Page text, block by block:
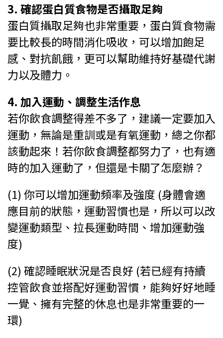
3. 確認蛋白質食物是否攝取足夠
蛋白質攝取足夠也非常重要，蛋白質食物需
要比較長的時間消化吸收，可以增加飽足
感、對抗飢餓，更可以幫助維持好基礎代謝
力以及體力。
4. 加入運動、調整生活作息
若你飲食調整得差不多了，建議一定要加入
運動，無論是重訓或是有氧運動，總之你都
該動起來！若你飲食調整都努力了，也有適
時的加入運動了，但還是卡關了怎麼辦？
(1) 你可以增加運動頻率及強度 (身體會適
應目前的狀態，運動習慣也是，所以可以改
變運動類型、拉長運動時間、增加運動強
度)
(2) 確認睡眠狀況是否良好 (若已經有持續
控管飲食並搭配好運動習慣，能夠好好地睡
一覺、擁有完整的休息也是非常重要的一
環)